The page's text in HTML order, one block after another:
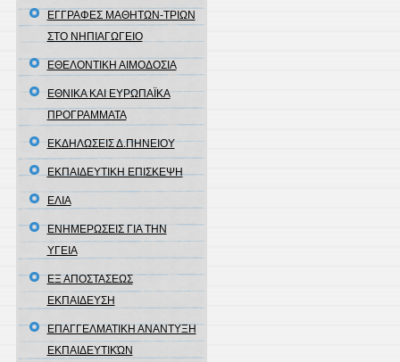
ΕΓΓΡΑΦΕΣ ΜΑΘΗΤΩΝ-ΤΡΙΩΝ
ΣΤΟ ΝΗΠΙΑΓΩΓΕΙΟ
ΕΘΕΛΟΝΤΙΚΗ ΑΙΜΟΔΟΣΙΑ
ΕΘΝΙΚΑ ΚΑΙ ΕΥΡΩΠΑΪΚΑ
ΠΡΟΓΡΑΜΜΑΤΑ
ΕΚΔΗΛΩΣΕΙΣ Δ.ΠΗΝΕΙΟΥ
ΕΚΠΑΙΔΕΥΤΙΚΗ ΕΠΙΣΚΕΨΗ
ΕΛΙΑ
ΕΝΗΜΕΡΩΣΕΙΣ ΓΙΑ ΤΗΝ
ΥΓΕΙΑ
ΕΞ ΑΠΟΣΤΑΣΕΩΣ
ΕΚΠΑΙΔΕΥΣΗ
ΕΠΑΓΓΕΛΜΑΤΙΚΗ ΑΝΑΝΤΥΞΗ
ΕΚΠΑΙΔΕΥΤΙΚΏΝ